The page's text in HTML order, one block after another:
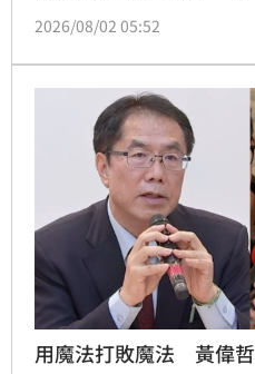
點打擊竹聯幫仁堂。
2026/08/02 05:52
用魔法打敗魔法 黃偉